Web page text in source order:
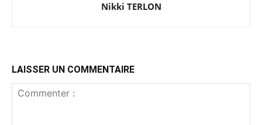
Nikki TERLON
LAISSER UN COMMENTAIRE